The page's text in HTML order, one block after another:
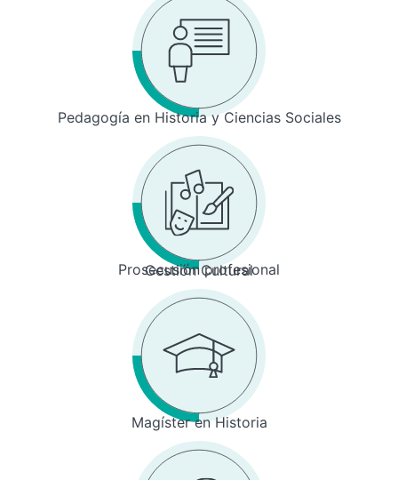
Pedagogía en Historia y Ciencias Sociales
Prosecusión profesional
Gestión Cultural
Magíster en Historia